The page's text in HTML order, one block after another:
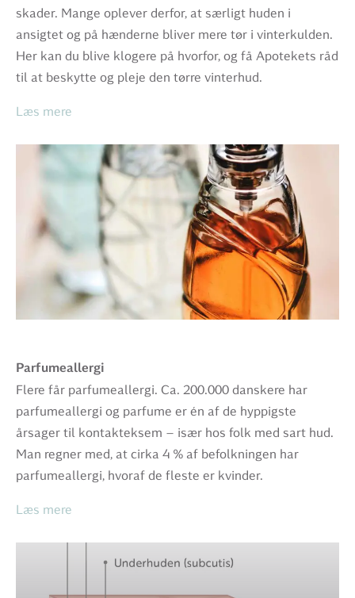
skader. Mange oplever derfor, at særligt huden i
ansigtet og på hænderne bliver mere tør i vinterkulden.
Her kan du blive klogere på hvorfor, og få Apotekets råd
til at beskytte og pleje den tørre vinterhud.
Læs mere
Parfumeallergi
Flere får parfumeallergi. Ca. 200.000 danskere har
parfumeallergi og parfume er én af de hyppigste
årsager til kontakteksem – især hos folk med sart hud.
Man regner med, at cirka 4 % af befolkningen har
parfumeallergi, hvoraf de fleste er kvinder.
Læs mere